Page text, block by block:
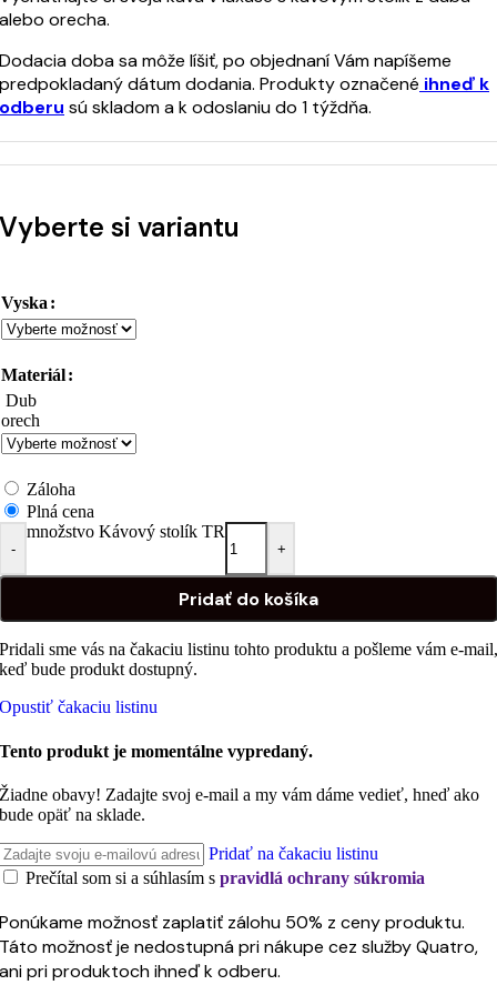
alebo orecha.
Dodacia doba sa môže líšiť, po objednaní Vám napíšeme
predpokladaný dátum dodania. Produkty označené ihneď k
odberu sú skladom a k odoslaniu do 1 týždňa.
Vyberte si variantu
Vyska
Materiál
Dub
orech
Záloha
Plná cena
-
množstvo Kávový stolík TR
+
Pridať do košíka
Pridali sme vás na čakaciu listinu tohto produktu a pošleme vám e-mail,
keď bude produkt dostupný.
Opustiť čakaciu listinu
Tento produkt je momentálne vypredaný.
Žiadne obavy! Zadajte svoj e-mail a my vám dáme vedieť, hneď ako
bude opäť na sklade.
Pridať na čakaciu listinu
Prečítal som si a súhlasím s pravidlá ochrany súkromia
Ponúkame možnosť zaplatiť zálohu 50% z ceny produktu.
Táto možnosť je nedostupná pri nákupe cez služby Quatro,
ani pri produktoch ihneď k odberu.